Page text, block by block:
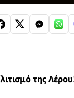
της